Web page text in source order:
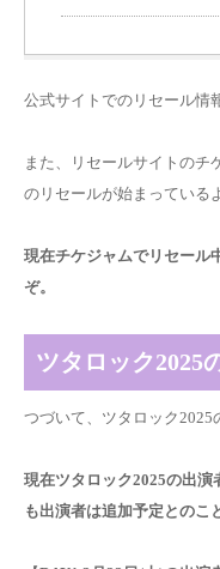
公式サイトでのリセール情
また、リセールサイトのチ
のリセールが始まっている
現在チケジャムでリセール
ぞ。
ツタロック2025
つづいて、ツタロック2025
現在ツタロック2025の出
も出演者は追加予定とのこ